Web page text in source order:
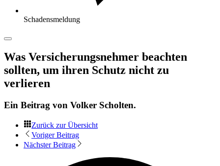
Schadensmeldung
Was Versicherungsnehmer beachten
sollten, um ihren Schutz nicht zu
verlieren
Ein Beitrag von Volker Scholten.
Zurück zur Übersicht
Voriger Beitrag
Nächster Beitrag